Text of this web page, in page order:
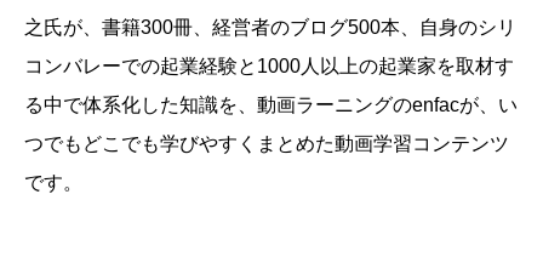
之氏が、書籍300冊、経営者のブログ500本、自身のシリ
コンバレーでの起業経験と1000人以上の起業家を取材す
る中で体系化した知識を、動画ラーニングのenfacが、い
つでもどこでも学びやすくまとめた動画学習コンテンツ
です。